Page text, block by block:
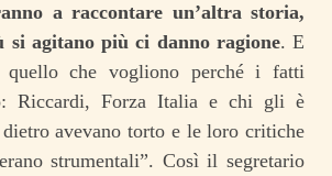
a raccontare un’altra storia,
si agitano più ci danno ragione. E
quello che vogliono perché i fatti
Riccardi, Forza Italia e chi gli è
dietro avevano torto e le loro critiche
strumentali”. Così il segretario